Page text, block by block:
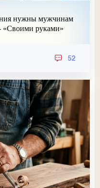
нужны мужчинам
«Своими руками»
52